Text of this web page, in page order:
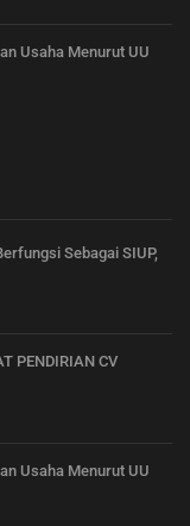
Usaha Menurut UU
Sebagai SIUP,
PENDIRIAN CV
Usaha Menurut UU